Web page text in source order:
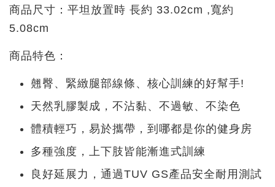
商品尺寸：平坦放置時 長約 33.02cm ,寬約
5.08cm
商品特色：
翹臀、緊緻腿部線條、核心訓練的好幫手!
天然乳膠製成，不沾黏、不過敏、不染色
體積輕巧，易於攜帶，到哪都是你的健身房
多種強度，上下肢皆能漸進式訓練
良好延展力，通過TUV GS產品安全耐用測試